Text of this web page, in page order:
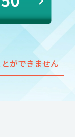
ができません